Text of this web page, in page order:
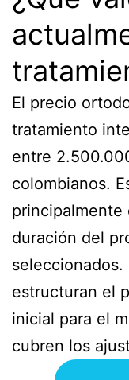
El precio
tratamiento
entre
colombianos.
principalmente
duración del
estructuran el
inicial para el
cubren los